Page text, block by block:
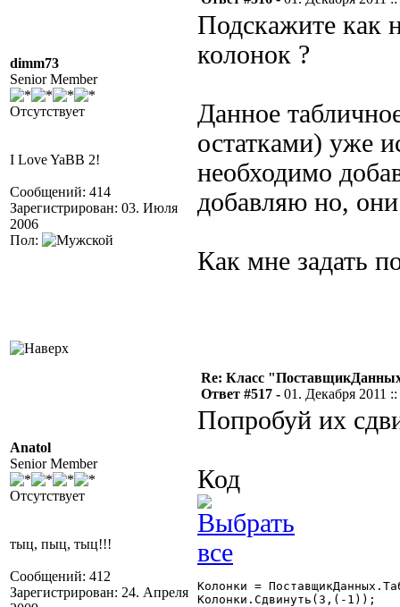
dimm73
Senior Member
Отсутствует
I Love YaBB 2!
Сообщений: 414
Зарегистрирован: 03. Июля
2006
Пол:
Подскажите как
колонок ?
Данное
остатками) уже
необходимо
добавляю но,
Как мне задать
Anatol
Senior Member
Отсутствует
тыц, пыц, тыц!!!
Сообщений: 412
Зарегистрирован: 24. Апреля
Re: Класс
Ответ #517 - 01. Декабря 2011
Попробуй их
Код
Колонки =
Колонки.Сдвинуть(3,(-1));